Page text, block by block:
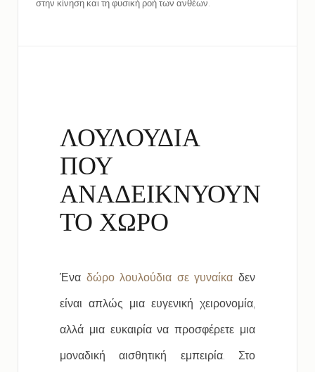
στην κίνηση και τη φυσική ροή των ανθέων.
ΛΟΥΛΟΥΔΙΑ
ΠΟΥ
ΑΝΑΔΕΙΚΝΥΟΥΝ
ΤΟ ΧΩΡΟ
Ένα δώρο λουλούδια σε γυναίκα δεν
είναι απλώς μια ευγενική χειρονομία,
αλλά μια ευκαιρία να προσφέρετε μια
μοναδική αισθητική εμπειρία. Στο